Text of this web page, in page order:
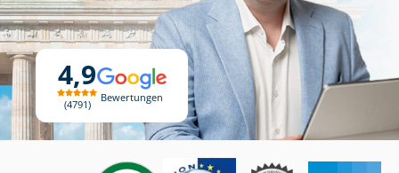
4,9
4791
Bewertungen